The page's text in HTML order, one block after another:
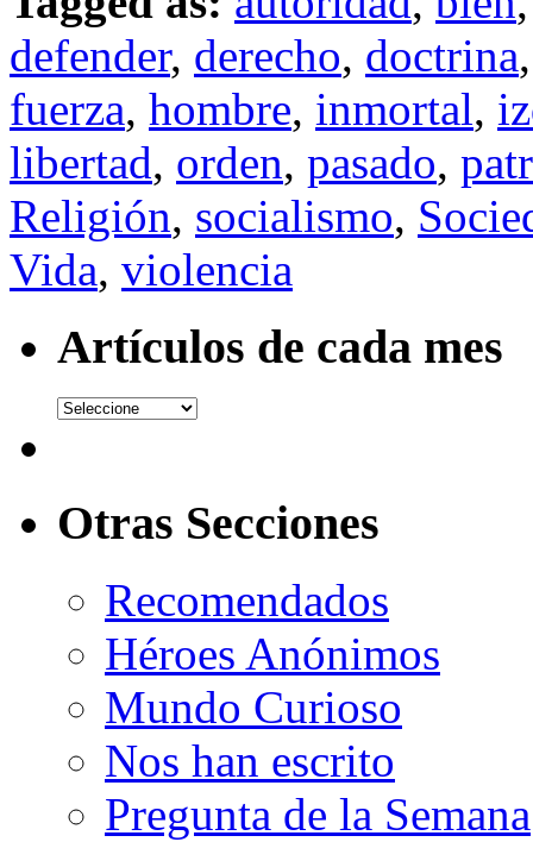
defender, derecho, doctrina
fuerza, hombre, inmortal,
libertad, orden, pasado,
Religión, socialismo,
Vida, violencia
Artículos de cada mes
Otras Secciones
Recomendados
Héroes Anónimos
Mundo Curioso
Nos han escrito
Pregunta de la Semana